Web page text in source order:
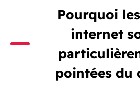
Pourquoi
internet
pointées du